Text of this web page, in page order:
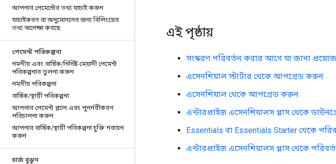
আপনার পেমেন্টের তথ্য যাচাই করুন
যাচাইকরণ বা অনুমোদনের জন্য বিলিংয়ের
তথ্য অপেক্ষা করছে
পেমেন্ট পরিকল্পনা
নমনীয় এবং বার্ষিক/নির্দিষ্ট-মেয়াদী পেমেন্ট
পরিকল্পনার তুলনা করুন
নমনীয় পরিকল্পনা
বার্ষিক/স্থায়ী পরিকল্পনা
আপনার পেমেন্ট প্ল্যান এবং পুনর্নবীকরণ
পরিচালনা করুন
আপনার বার্ষিক/স্থায়ী পরিকল্পনা চুক্তি নবায়ন
করুন
চার্জ বুঝুন
এই পৃষ্ঠায়
সংস্করণ পরিবর্তন করার আগে যা জানা
এসেনশিয়াল স্টার্টার থেকে আপগ্রেড করুন
এসেনশিয়াল থেকে আপগ্রেড করুন
এন্টারপ্রাইজ এসেনশিয়ালস প্লাস থেকে
Essentials বা Essentials Starter থেকে
এন্টারপ্রাইজ এসেনশিয়ালস প্লাস থেকে